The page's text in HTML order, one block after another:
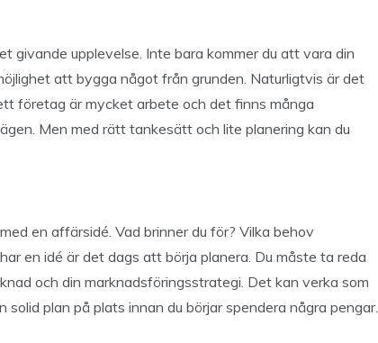
upplevelse. Inte bara kommer du att vara din
att bygga något från grunden. Naturligtvis är det
företag är mycket arbete och det finns många
Men med rätt tankesätt och lite planering kan du
en affärsidé. Vad brinner du för? Vilka behov
en idé är det dags att börja planera. Du måste ta reda
och din marknadsföringsstrategi. Det kan verka som
plan på plats innan du börjar spendera några pengar.